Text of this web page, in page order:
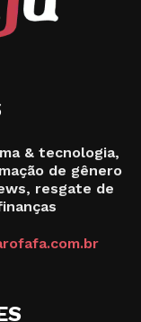
& tecnologia,
de gênero
resgate de